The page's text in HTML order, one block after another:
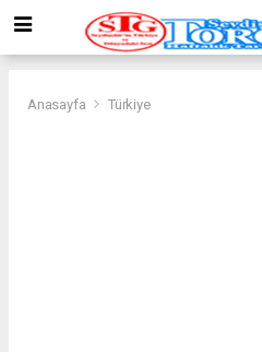
Anasayfa Türkiye